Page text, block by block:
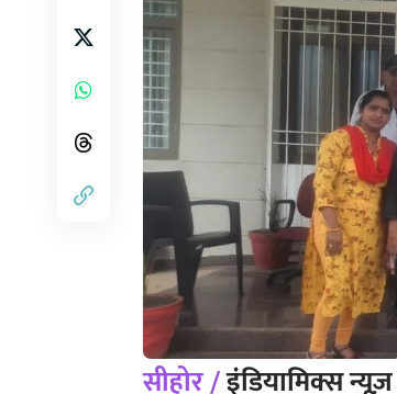
सीहोर /इंडियामिक्स न्यूज़